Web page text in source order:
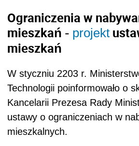
Ograniczenia w
mieszkań - projekt
mieszkań
W styczniu 2203 r.
Technologii poinformowało o
Kancelarii Prezesa Rady
ustawy o ograniczeniach w
mieszkalnych.